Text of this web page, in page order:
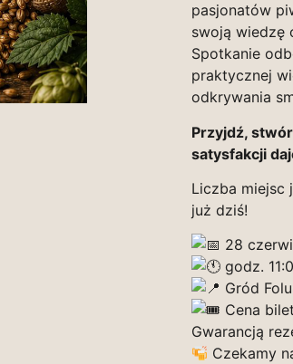
pasjonatów
swoją wiedzę
Spotkanie
praktycznej
odkrywania
Przyjdź,
satysfakcji
Liczba miejsc
już dziś!
28
godz.
Gród
Cena
Gwarancją
Czekamy